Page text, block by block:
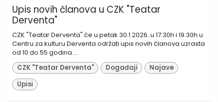
Upis novih članova u CZK "Teatar
Derventa"
CZK "Teatar Derventa" će u petak 30.1.2026. u 17:30h i 19:30h u
Centru za kulturu Derventa održati upis novih članova uzrasta
od 10 do 55 godina....
CZK "Teatar Derventa"
Događaji
Najave
Upisi